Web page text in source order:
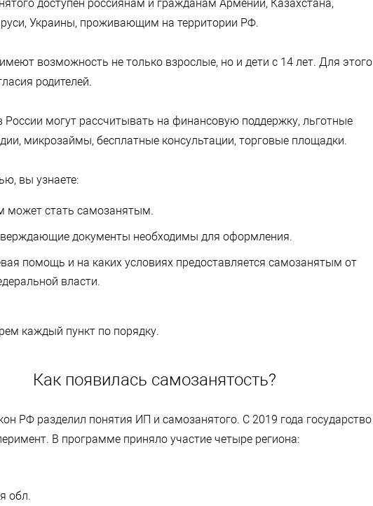
доступен россиянам и гражданам Армении, Казахстана,
Украины, проживающим на территории РФ.
возможность не только взрослые, но и дети с 14 лет. Для этого
родителей.
могут рассчитывать на финансовую поддержку, льготные
микрозаймы, бесплатные консультации, торговые площадки.
вы узнаете:
может стать самозанятым.
документы необходимы для оформления.
помощь и на каких условиях предоставляется самозанятым от
власти.
каждый пункт по порядку.
Как появилась самозанятость?
РФ разделил понятия ИП и самозанятого. С 2019 года государство
В программе приняло участие четыре региона:
обл.